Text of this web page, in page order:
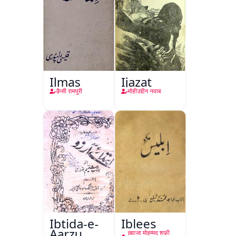
Ilmas
क़ैसी रामपुरी
Ijazat
मोहीउद्दीन नवाब
Ibtida-e- Iblees
ख़्वाजा मोहम्मद शफ़ी